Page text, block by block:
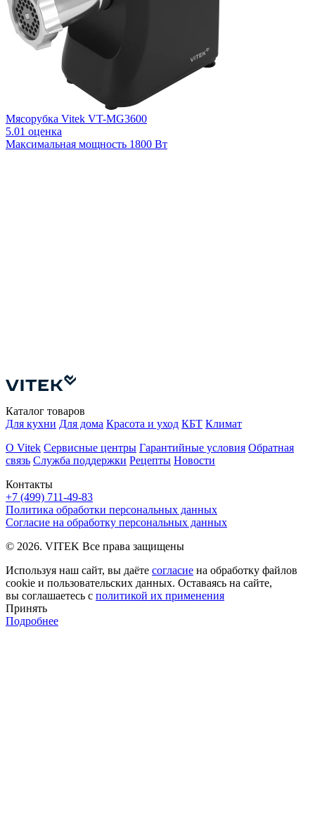
Мясорубка Vitek VT-MG3600
5.01 оценка
Максимальная мощность 1800 Вт
Контакты
+7 (499) 711-49-83
Каталог товаров
Для кухни Для дома Красота и уход КБТ Климат
О Vitek Сервисные центры Гарантийные условия Обратная
связь Служба поддержки Рецепты Новости
Политика обработки персональных данных
Согласие на обработку персональных данных
© 2026. VITEK Все права защищены
Используя наш сайт, вы даёте согласие на обработку файлов
cookie и пользовательских данных. Оставаясь на сайте,
вы соглашаетесь с политикой их применения
Принять
Подробнее